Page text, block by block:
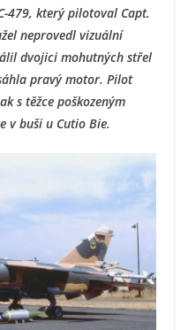
479, který pilotoval Capt.
neprovedl vizuální
dvojici mohutných střel
pravý motor. Pilot
s těžce poškozeným
v buši u Cutio Bie.